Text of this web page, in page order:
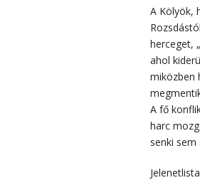
A Kölyök,
herceget,
ahol
miközben
A fő
harc
senki